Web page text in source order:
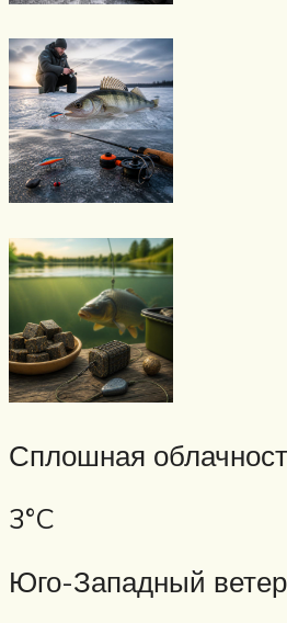
Сплошная
3°C
Юго-Западный ветер